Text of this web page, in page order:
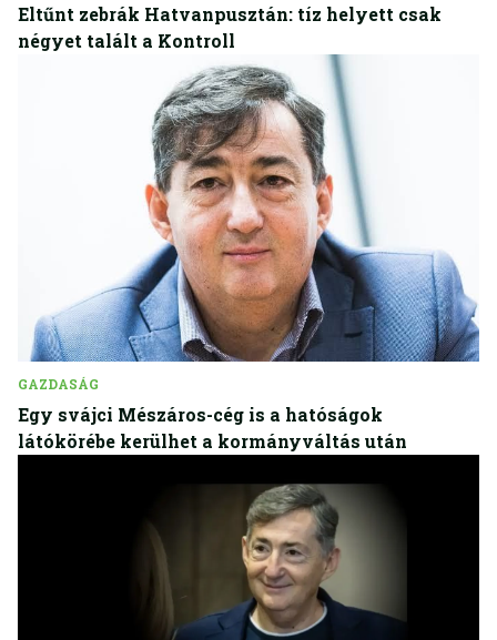
Eltűnt zebrák Hatvanpusztán: tíz helyett csak
négyet talált a Kontroll
GAZDASÁG
Egy svájci Mészáros-cég is a hatóságok
látókörébe kerülhet a kormányváltás után